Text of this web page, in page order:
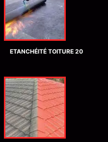
ETANCHÉITÉ TOITURE 20